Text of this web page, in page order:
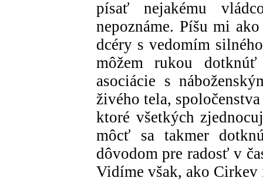
písať nejakému
nepoznáme. Píšu mi
dcéry s vedomím
môžem rukou
asociácie s
živého tela,
ktoré všetkých
môcť sa takmer
dôvodom pre radosť v
Vidíme však, ako Cirkev